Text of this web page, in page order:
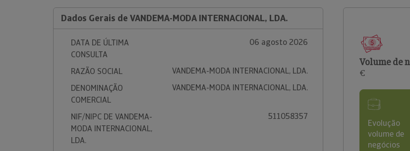
Dados Gerais de VANDEMA-MODA INTERNACIONAL, LDA.
DATA DE ÚLTIMA
CONSULTA
06 agosto 2026
RAZÃO SOCIAL
VANDEMA-MODA INTERNACIONAL, LDA.
DENOMINAÇÃO
COMERCIAL
VANDEMA-MODA INTERNACIONAL, LDA.
NIF/NIPC DE VANDEMA-
MODA INTERNACIONAL,
LDA.
511058357
Volume de
€
Evolução
volume de
negócios